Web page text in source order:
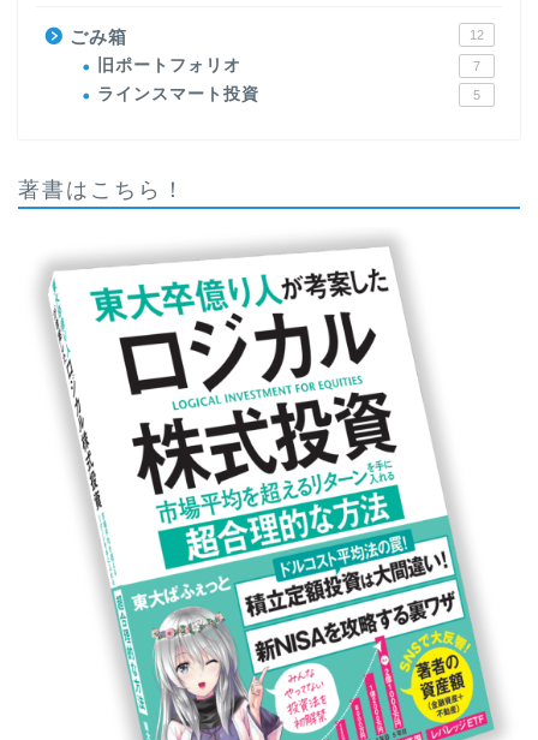
ごみ箱 12
旧ポートフォリオ 7
ラインスマート投資 5
著書はこちら！